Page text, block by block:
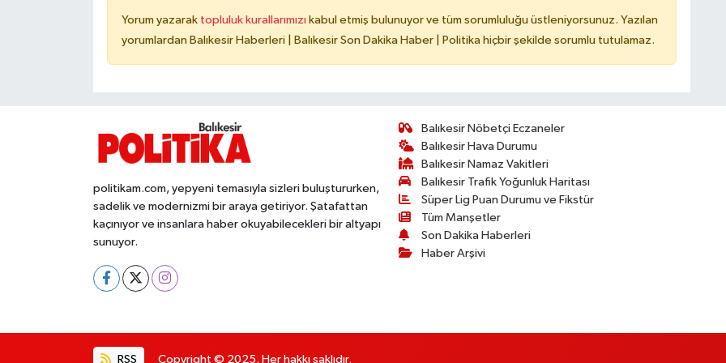
Yorum yazarak topluluk kurallarımızı kabul etmiş bulunuyor ve tüm sorumluluğu üstleniyorsunuz. Yazılan
yorumlardan Balıkesir Haberleri | Balıkesir Son Dakika Haber | Politika hiçbir şekilde sorumlu tutulamaz.
politikam.com, yepyeni temasıyla sizleri buluştururken,
sadelik ve modernizmi bir araya getiriyor. Şatafattan
kaçınıyor ve insanlara haber okuyabilecekleri bir altyapı
sunuyor.
Balıkesir Nöbetçi Eczaneler
Balıkesir Hava Durumu
Balıkesir Namaz Vakitleri
Balıkesir Trafik Yoğunluk Haritası
Süper Lig Puan Durumu ve Fikstür
Tüm Manşetler
Son Dakika Haberleri
Haber Arşivi
RSS Copyright © 2025. Her hakkı saklıdır.